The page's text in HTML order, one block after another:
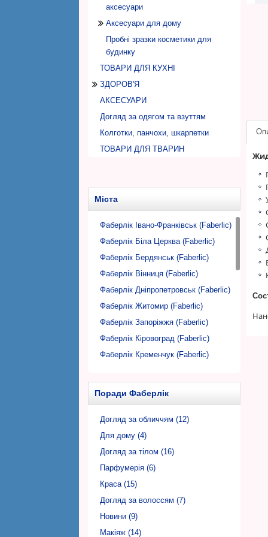
аксесуари
Аксесуари для дому
Дозатори, флакони
Серветки, губки для прибирання
Пробні зразки косметики для
будинку
ТОВАРИ ДЛЯ КУХНІ
ЗДОРОВ'Я
Домашняя аптечка
ОРТОПЕДИЧНІ ТОВАРИ
Спорт
Товари ДЕНАС
Напої, фіточаї
АКСЕСУАРИ
Догляд за одягом та взуттям
Колготки, панчохи, шкарпетки
ТОВАРИ ДЛЯ ТВАРИН
Міста
Фаберлік Івано-Франківськ (Faberlic)
Фаберлік Біла Церква (Faberlic)
Фаберлік Бердянськ (Faberlic)
Фаберлік Вінниця (Faberlic)
Фаберлік Дніпропетровськ (Faberlic)
Фаберлік Житомир (Faberlic)
Фаберлік Запоріжжя (Faberlic)
Фаберлік Кіровоград (Faberlic)
Фаберлік Кременчук (Faberlic)
Фаберлік Миколаїв (Faberlic)
Фаберлік Нікополь (Faberlic)
Фаберлік Одеса (Faberlic)
Фаберлік Полтава (Faberlic)
Фаберлік Рівне (Faberlic)
Фаберлік Суми (Faberlic)
Фаберлік Тернопіль (Faberlic)
Фаберлік Ужгород (Faberlic)
Поради Фаберлік
Догляд за обличчям (12)
Для дому (4)
Догляд за тілом (16)
Парфумерія (6)
Краса (15)
Догляд за волоссям (7)
Новини (9)
Макіяж (14)